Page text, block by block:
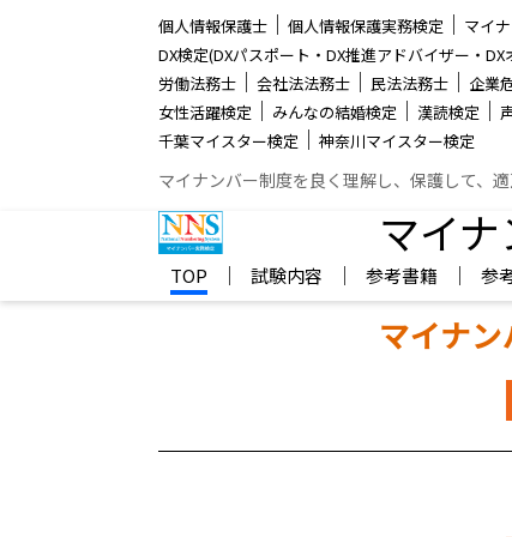
個人情報保護士 │ 個人情報保護実務検定 │ マイ
DX検定(DXパスポート・DX推進アドバイザー・DX
労働法務士 │ 会社法法務士 │ 民法法務士 │ 企業
女性活躍検定 │ みんなの結婚検定 │ 漢読検定 │
千葉マイスター検定 │ 神奈川マイスター検定
マイナンバー制度を良く理解し、保護して、
マイ
TOP
│ 試験内容 │ 参考書籍 │ 参
マイナ